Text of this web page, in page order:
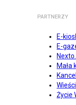
PARTNERZY
E-
E-
Mała
Życie